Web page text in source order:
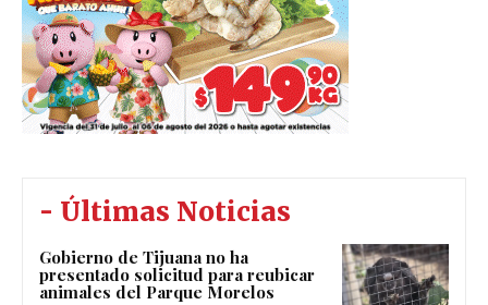
- Últimas Noticias
Gobierno de Tijuana no ha
presentado solicitud para reubicar
animales del Parque Morelos